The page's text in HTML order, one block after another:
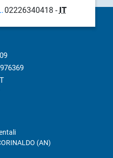
02226340418 - IT
(AN)